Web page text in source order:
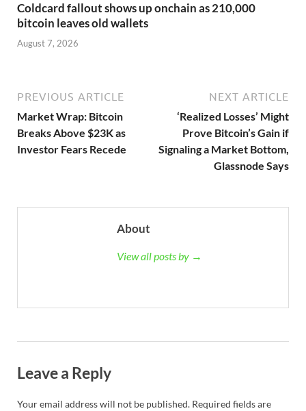
Coldcard fallout shows up onchain as 210,000
bitcoin leaves old wallets
August 7, 2026
PREVIOUS ARTICLE
Market Wrap: Bitcoin
Breaks Above $23K as
Investor Fears Recede
NEXT ARTICLE
‘Realized Losses’ Might
Prove Bitcoin’s Gain if
Signaling a Market Bottom,
Glassnode Says
About
View all posts by →
Leave a Reply
Your email address will not be published. Required fields are